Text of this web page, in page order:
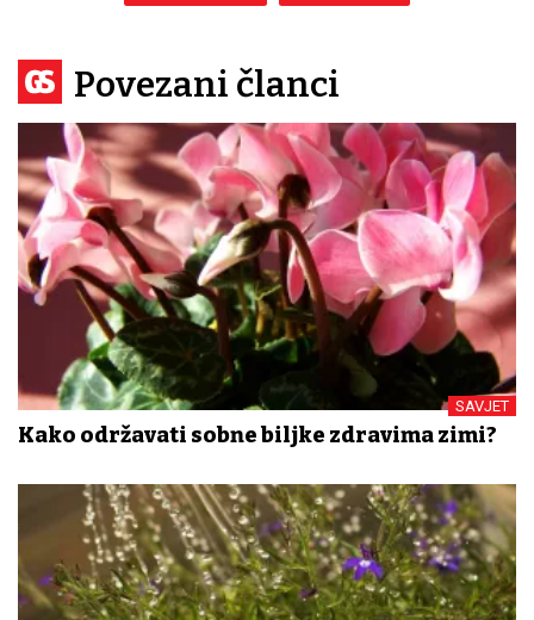
Povezani članci
SAVJET
Kako održavati sobne biljke zdravima zimi?